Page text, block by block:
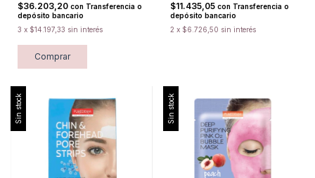
$36.203,20 con Transferencia o
depósito bancario
3 x $14.197,33 sin interés
Comprar
$11.435,05 con Transferencia o
depósito bancario
2 x $6.726,50 sin interés
Sin stock Sin stock